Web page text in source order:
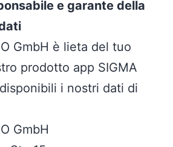
e garante della
GmbH è lieta del tuo
prodotto app SIGMA
i nostri dati di
GmbH